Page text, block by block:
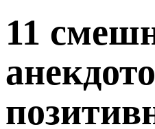
11